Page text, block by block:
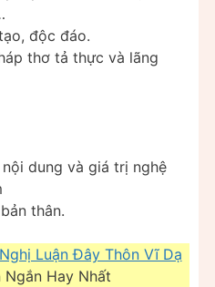
độc đáo.
thơ tả thực và lãng
dung và giá trị nghệ
thân.
Nghị Luận Đây Thôn Vĩ Dạ
Ngắn Hay Nhất